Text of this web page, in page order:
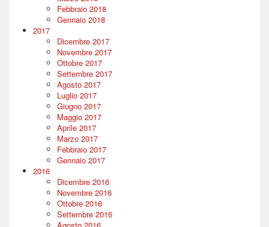
Febbraio 2018
Gennaio 2018
2017
Dicembre 2017
Novembre 2017
Ottobre 2017
Settembre 2017
Agosto 2017
Luglio 2017
Giugno 2017
Maggio 2017
Aprile 2017
Marzo 2017
Febbraio 2017
Gennaio 2017
2016
Dicembre 2016
Novembre 2016
Ottobre 2016
Settembre 2016